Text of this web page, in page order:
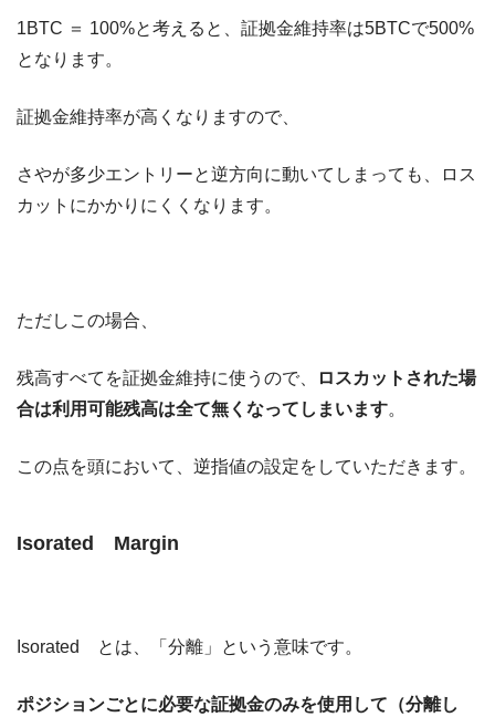
1BTC ＝ 100%と考えると、証拠金維持率は5BTCで500%
となります。
証拠金維持率が高くなりますので、
さやが多少エントリーと逆方向に動いてしまっても、ロス
カットにかかりにくくなります。
ただしこの場合、
残高すべてを証拠金維持に使うので、
ロスカットされた場
合は利用可能残高は全て無くなってしまいます。
この点を頭において、逆指値の設定をしていただきます。
Isorated Margin
Isorated とは、「分離」という意味です。
ポジションごとに必要な証拠金のみを使用して（分離し